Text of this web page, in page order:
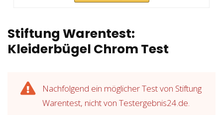
Stiftung Warentest:
Kleiderbügel Chrom Test
Nachfolgend ein möglicher Test von Stiftung
Warentest, nicht von Testergebnis24.de.